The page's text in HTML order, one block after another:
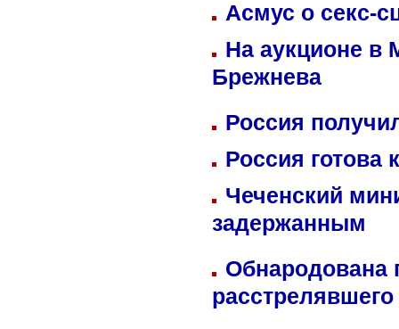
Асмус о секс-
На аукционе в
Брежнева
Россия
Россия готова
Чеченский
задержанным
Обнародована